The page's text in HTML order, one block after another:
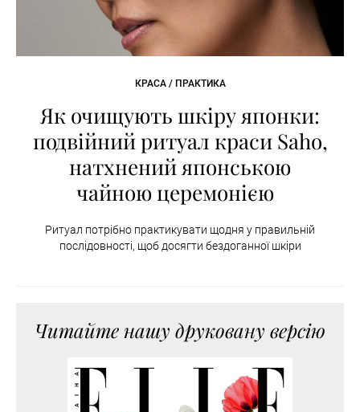
КРАСА / ПРАКТИКА
Як очищують шкіру японки:
подвійний ритуал краси Saho,
натхнений японською
чайною церемонією
Ритуал потрібно практикувати щодня у правильній
послідовності, щоб досягти бездоганної шкіри
Читайте нашу друковану версію